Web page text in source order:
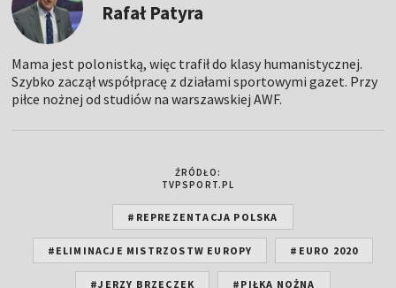
Rafał Patyra
Mama jest polonistką, więc trafił do klasy humanistycznej.
Szybko zaczął współpracę z działami sportowymi gazet. Przy
piłce nożnej od studiów na warszawskiej AWF.
ŹRÓDŁO:
TVPSPORT.PL
#REPREZENTACJA POLSKA
#ELIMINACJE MISTRZOSTW EUROPY #EURO 2020
#JERZY BRZĘCZEK #PIŁKA NOŻNA